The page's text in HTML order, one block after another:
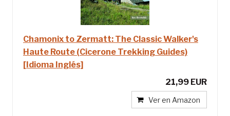
Chamonix to Zermatt: The Classic Walker's
Haute Route (Cicerone Trekking Guides)
[Idioma Inglés]
21,99 EUR
Ver en Amazon